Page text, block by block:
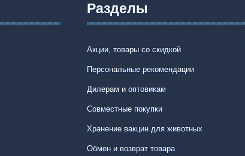
Разделы
Акции, товары со скидкой
Персональные рекомендации
Дилерам и оптовикам
Совместные покупки
Хранение вакцин для животных
Обмен и возврат товара